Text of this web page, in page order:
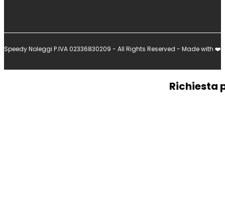
Speedy Noleggi P.IVA 02336830209 - All Rights Reserved - Made with ❤️
Richiesta